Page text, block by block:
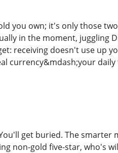
you own; it's only those
in the moment, juggling
receiving doesn't use up
currency&mdash;your daily
get buried. The smarter
non-gold five-star, who's